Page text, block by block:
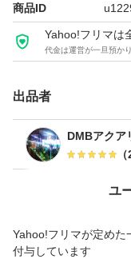
15本プラス4本 1980
20本 プラス4本
ご希望の方はコメ
よろしくお願い致し
発送に関して、プ
い致します。
商品ID
Yahoo!フリマは
代金は運営が一旦預か
出品者
DMBアクア
（
ユ
Yahoo!フリマが定めた
付与しています
Yahoo!オークション
商品への質問からの